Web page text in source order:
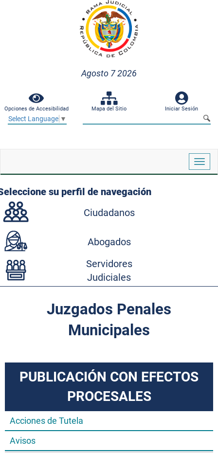
Agosto 7 2026
Opciones de Accesibilidad Mapa del Sitio Iniciar Sesión
Select Language ▼
su perfil de navegación
Ciudadanos
Abogados
Servidores
Judiciales
Juzgados Penales
Municipales
PUBLICACIÓN CON EFECTOS
PROCESALES
Acciones de Tutela
Avisos